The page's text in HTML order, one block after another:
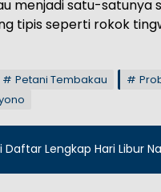
menjadi satu-satunya
tipis seperti rokok
Petani Tembakau
Lengkap Hari Libur